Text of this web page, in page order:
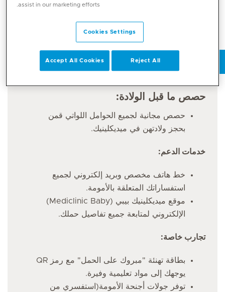
الخدمات التي سيضيفها فريق ميديكلينيك.
حصص ما قبل الولادة:
حصص مجانية لجميع الحوامل اللواتي قمن
بحجز ولادتهن في ميديكلينيك.
خدمات الدعم:
خط هاتف مخصص وبريد إلكتروني لجميع
استفساراتك المتعلقة بالأمومة.
موقع ميديكلينيك بيبي (Mediclinic Baby)
الإلكتروني لمتابعة جميع تفاصيل حملك.
تجارب خاصة:
بطاقة تهنئة "مبروك على الحمل" مع رمز QR
يوجهك إلى مواد تعليمية وفيرة.
توفر جولات أجنحة الأمومة(استفسري من
assist in our marketing efforts.
Cookies Settings
Reject All
Accept All Cookies